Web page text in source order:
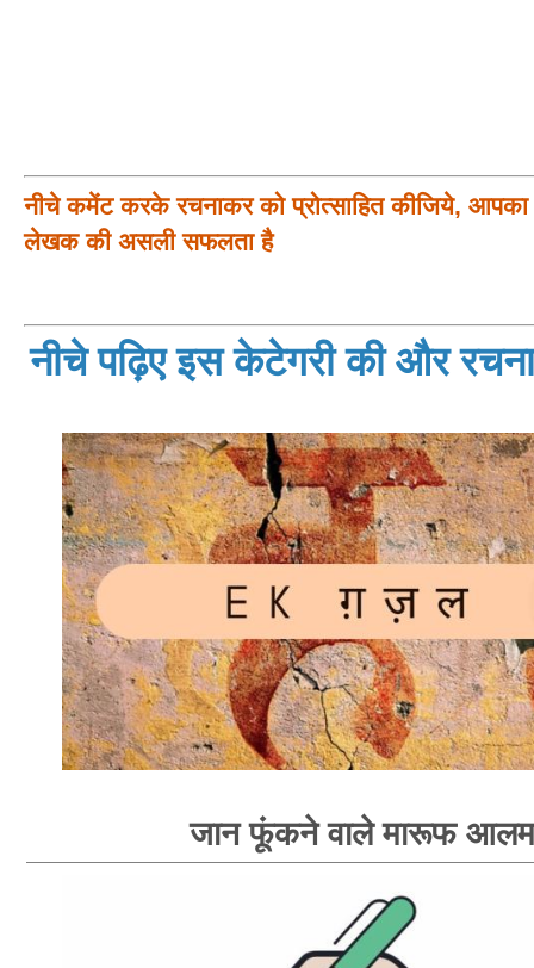
नीचे कमेंट करके रचनाकर को प्रोत्साहित कीजिये, आपका
लेखक की असली सफलता है
नीचे पढ़िए इस केटेगरी की और
जान फूंकने वाले मारूफ आलम